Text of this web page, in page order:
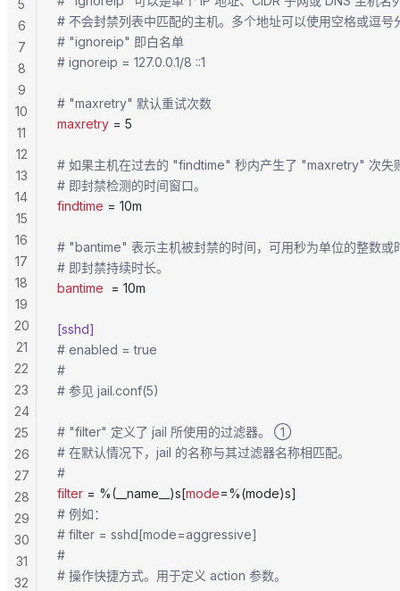
# 不会封禁列表中匹配的主机。多个地址可以使用空格或逗号
# "ignoreip" 即白名单
# ignoreip = 127.0.0.1/8 ::1
# "maxretry" 默认重试次数
maxretry = 5
# 如果主机在过去的 "findtime" 秒内产生了 "maxretry" 次失
# 即封禁检测的时间窗口。
findtime = 10m
# "bantime" 表示主机被封禁的时间，可用秒为单位的整数
# 即封禁持续时长。
bantime
  = 10m
[sshd]
# enabled = true
#
# 参见 jail.conf(5)
# "filter" 定义了 jail 所使用的过滤器。 ①
# 在默认情况下，jail 的名称与其过滤器名称相匹配。
#
filter = %(__name__)s[mode=%(mode)s]
# 例如：
# filter = sshd[mode=aggressive]
#
# 操作快捷方式。用于定义 action 参数。
5
6
7
8
9
10
11
12
13
14
15
16
17
18
19
20
21
22
23
24
25
26
27
28
29
30
31
32